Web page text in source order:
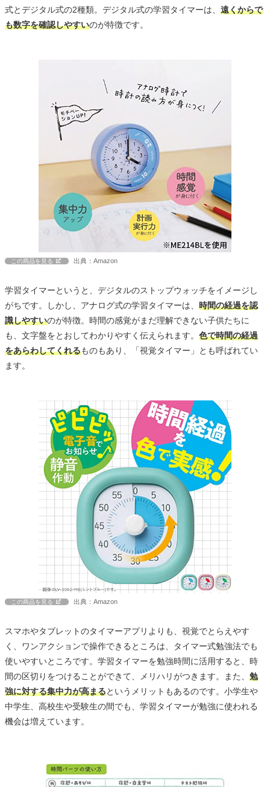
式とデジタル式の2種類。デジタル式の学習タイマーは、 遠くからで
も数字を確認しやすいのが特徴です。
この商品を見る 出典：Amazon
学習タイマーというと、デジタルのストップウォッチをイメージし
がちです。しかし、アナログ式の学習タイマーは、 時間の経過を認
識しやすいのが特徴。時間の感覚がまだ理解できない子供たちに
も、文字盤をとおしてわかりやすく伝えられます。 色で時間の経過
をあらわしてくれるものもあり、「視覚タイマー」とも呼ばれてい
ます。
この商品を見る 出典：Amazon
スマホやタブレットのタイマーアプリよりも、視覚でとらえやす
く、ワンアクションで操作できるところは、タイマー式勉強法でも
使いやすいところです。学習タイマーを勉強時間に活用すると、時
間の区切りをつけることができて、メリハリがつきます。また、 勉
強に対する集中力が高まるというメリットもあるのです。小学生や
中学生、高校生や受験生の間でも、学習タイマーが勉強に使われる
機会は増えています。